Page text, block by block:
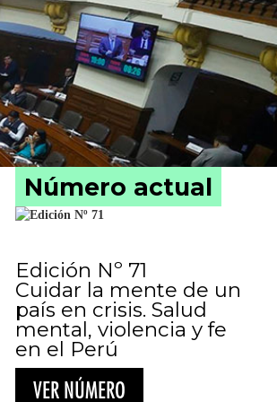
Número actual
Edición Nº 71
Cuidar la mente de un
país en crisis. Salud
mental, violencia y fe
en el Perú
VER NÚMERO